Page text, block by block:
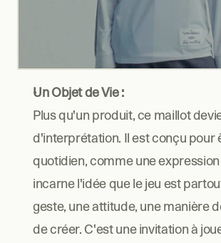
Un Objet de Vie :
Plus qu'un produit, ce maillot
d'interprétation. Il est conçu pour
quotidien, comme une expression
incarne l'idée que le jeu est
geste, une attitude, une manière
de créer. C'est une invitation à